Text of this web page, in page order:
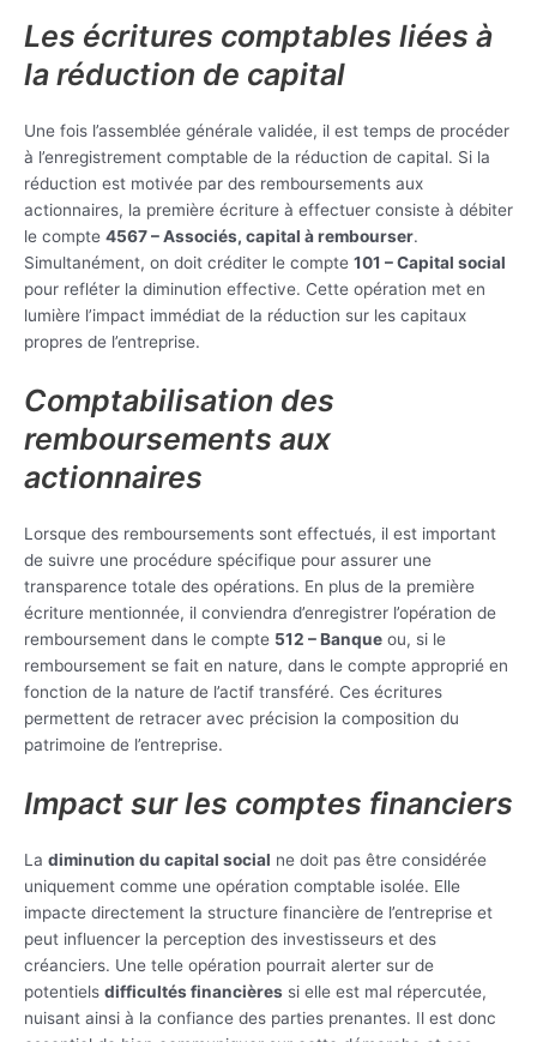
Les écritures comptables liées à
la réduction de capital
Une fois l’assemblée générale validée, il est temps de procéder
à l’enregistrement comptable de la réduction de capital. Si la
réduction est motivée par des remboursements aux
actionnaires, la première écriture à effectuer consiste à débiter
le compte 4567 – Associés, capital à rembourser.
Simultanément, on doit créditer le compte 101 – Capital social
pour refléter la diminution effective. Cette opération met en
lumière l’impact immédiat de la réduction sur les capitaux
propres de l’entreprise.
Comptabilisation des
remboursements aux
actionnaires
Lorsque des remboursements sont effectués, il est important
de suivre une procédure spécifique pour assurer une
transparence totale des opérations. En plus de la première
écriture mentionnée, il conviendra d’enregistrer l’opération de
remboursement dans le compte 512 – Banque ou, si le
remboursement se fait en nature, dans le compte approprié en
fonction de la nature de l’actif transféré. Ces écritures
permettent de retracer avec précision la composition du
patrimoine de l’entreprise.
Impact sur les comptes financiers
La diminution du capital social ne doit pas être considérée
uniquement comme une opération comptable isolée. Elle
impacte directement la structure financière de l’entreprise et
peut influencer la perception des investisseurs et des
créanciers. Une telle opération pourrait alerter sur de
potentiels difficultés financières si elle est mal répercutée,
nuisant ainsi à la confiance des parties prenantes. Il est donc